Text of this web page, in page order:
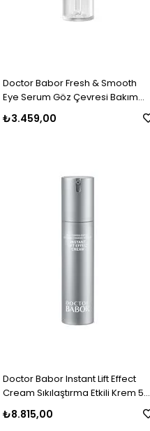
Doctor Babor Fresh & Smooth
Eye Serum Göz Çevresi Bakım
₺3.459,00
Doctor Babor Instant Lift Effect
Cream Sıkılaştırma Etkili Krem 50
ml
₺8.815,00